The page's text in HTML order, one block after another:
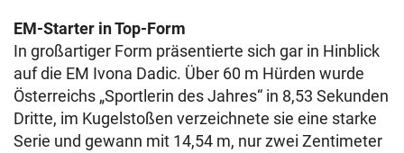
EM-Starter in Top-Form
In großartiger Form präsentierte sich gar in Hinblick
auf die EM Ivona Dadic. Über 60 m Hürden wurde
Österreichs „Sportlerin des Jahres“ in 8,53 Sekunden
Dritte, im Kugelstoßen verzeichnete sie eine starke
Serie und gewann mit 14,54 m, nur zwei Zentimeter